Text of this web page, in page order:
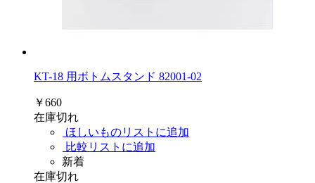
KT-18 用ボトムスタンド 82001-02
￥660
在庫切れ
ほしいものリストに追加
比較リストに追加
新着
在庫切れ